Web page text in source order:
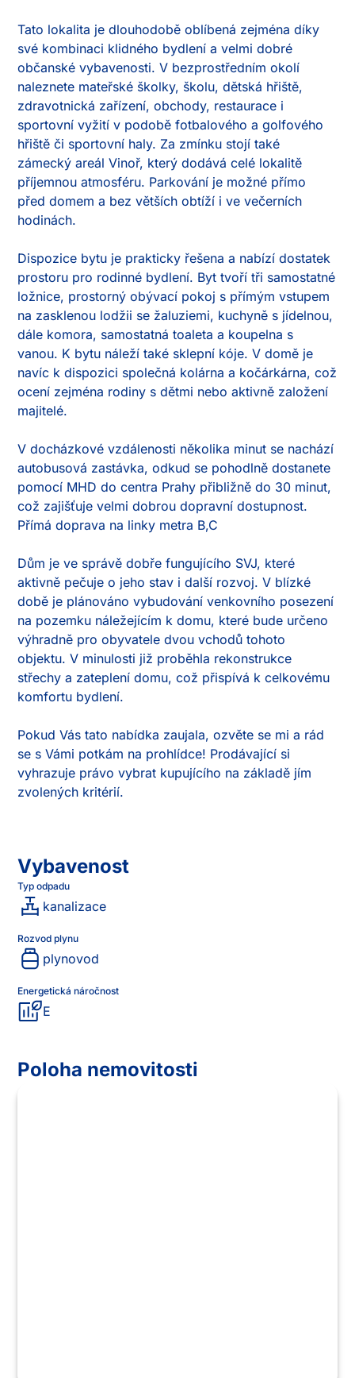
Tato lokalita je dlouhodobě oblíbená zejména díky
své kombinaci klidného bydlení a velmi dobré
občanské vybavenosti. V bezprostředním okolí
naleznete mateřské školky, školu, dětská hřiště,
zdravotnická zařízení, obchody, restaurace i
sportovní vyžití v podobě fotbalového a golfového
hřiště či sportovní haly. Za zmínku stojí také
zámecký areál Vinoř, který dodává celé lokalitě
příjemnou atmosféru. Parkování je možné přímo
před domem a bez větších obtíží i ve večerních
hodinách.
Dispozice bytu je prakticky řešena a nabízí dostatek
prostoru pro rodinné bydlení. Byt tvoří tři samostatné
ložnice, prostorný obývací pokoj s přímým vstupem
na zasklenou lodžii se žaluziemi, kuchyně s jídelnou,
dále komora, samostatná toaleta a koupelna s
vanou. K bytu náleží také sklepní kóje. V domě je
navíc k dispozici společná kolárna a kočárkárna, což
ocení zejména rodiny s dětmi nebo aktivně založení
majitelé.
V docházkové vzdálenosti několika minut se nachází
autobusová zastávka, odkud se pohodlně dostanete
pomocí MHD do centra Prahy přibližně do 30 minut,
což zajišťuje velmi dobrou dopravní dostupnost.
Přímá doprava na linky metra B,C
Dům je ve správě dobře fungujícího SVJ, které
aktivně pečuje o jeho stav i další rozvoj. V blízké
době je plánováno vybudování venkovního posezení
na pozemku náležejícím k domu, které bude určeno
výhradně pro obyvatele dvou vchodů tohoto
objektu. V minulosti již proběhla rekonstrukce
střechy a zateplení domu, což přispívá k celkovému
komfortu bydlení.
Pokud Vás tato nabídka zaujala, ozvěte se mi a rád
se s Vámi potkám na prohlídce! Prodávající si
vyhrazuje právo vybrat kupujícího na základě jím
zvolených kritérií.
Vybavenost
Typ odpadu
kanalizace
Rozvod plynu
plynovod
Energetická náročnost
E
Poloha nemovitosti